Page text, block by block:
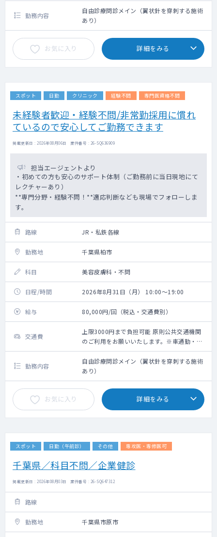
勤務内容
自由診療問診メイン（翼状針を穿刺する施術
あり）
お気に入り 詳細をみる
スポット 日勤 クリニック 経験不問 専門医資格不問
未経験者歓迎・経験不問/非常勤採用に慣れ
ているので安心してご勤務できます
掲載更新日 : 2026年08月06日 案件番号 : 26-SQ636909
担当エージェントより
・初めての方も安心のサポート体制（ご勤務前に当日現地にて
レクチャーあり）
**専門分野・経験不問！**適応判断なども現場でフォローしま
す。
路線 JR・私鉄各線
勤務地 千葉県柏市
科目 美容皮膚科・不問
日程/時間 2026年8月31日（月） 10:00～19:00
給与 80,000円/回（税込・交通費別）
交通費
上限3000円まで負担可能 原則公共交通機関
のご利用をお願いいたします。※車通勤・タ
クシー利用要相談
勤務内容
自由診療問診メイン（翼状針を穿刺する施術
あり）
お気に入り 詳細をみる
スポット 日勤（午前診） その他 専攻医・専修医可
千葉県／科目不問／企業健診
掲載更新日 : 2026年08月03日 案件番号 : 26-SQ647312
路線
勤務地 千葉県市原市